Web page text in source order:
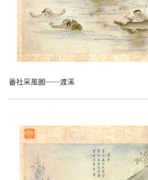
番社采風圖──渡溪